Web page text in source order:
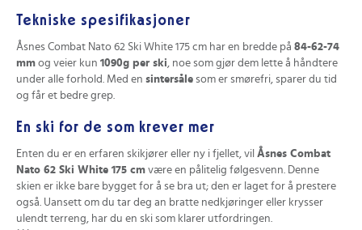
Tekniske spesifikasjoner
Åsnes Combat Nato 62 Ski White 175 cm har en bredde på 84-62-74
mm og veier kun 1090g per ski, noe som gjør dem lette å håndtere
under alle forhold. Med en sintersåle som er smørefri, sparer du tid
og får et bedre grep.
En ski for de som krever mer
Enten du er en erfaren skikjører eller ny i fjellet, vil Åsnes Combat
Nato 62 Ski White 175 cm være en pålitelig følgesvenn. Denne
skien er ikke bare bygget for å se bra ut; den er laget for å prestere
også. Uansett om du tar deg an bratte nedkjøringer eller krysser
ulendt terreng, har du en ski som klarer utfordringen.